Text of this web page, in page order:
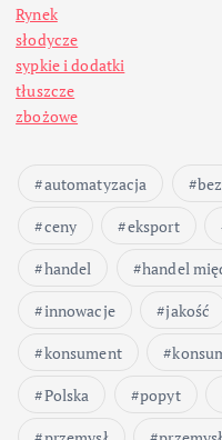
Rynek
słodycze
sypkie i dodatki
tłuszcze
zbożowe
automatyzacja
ceny
eksport
handel
handel
innowacje
jakość
konsument
Polska
popyt